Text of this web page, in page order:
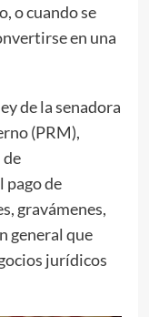
o cuando se
en una
de la senadora
(PRM),
pago de
gravámenes,
general que
jurídicos